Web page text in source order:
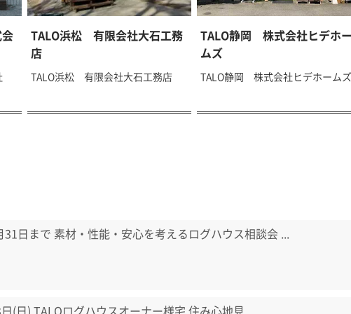
TALO浜松 有限会社大石工務
店
TALO浜松 有限会社大石工務店
TALO静岡 株式会社ヒデホ
ムズ
TALO静岡 株式会社ヒデホームズ
日まで 素材・性能・安心を考えるログハウス相談会 ...
(日) TALOログハウスオーナー様宅 住み心地見...